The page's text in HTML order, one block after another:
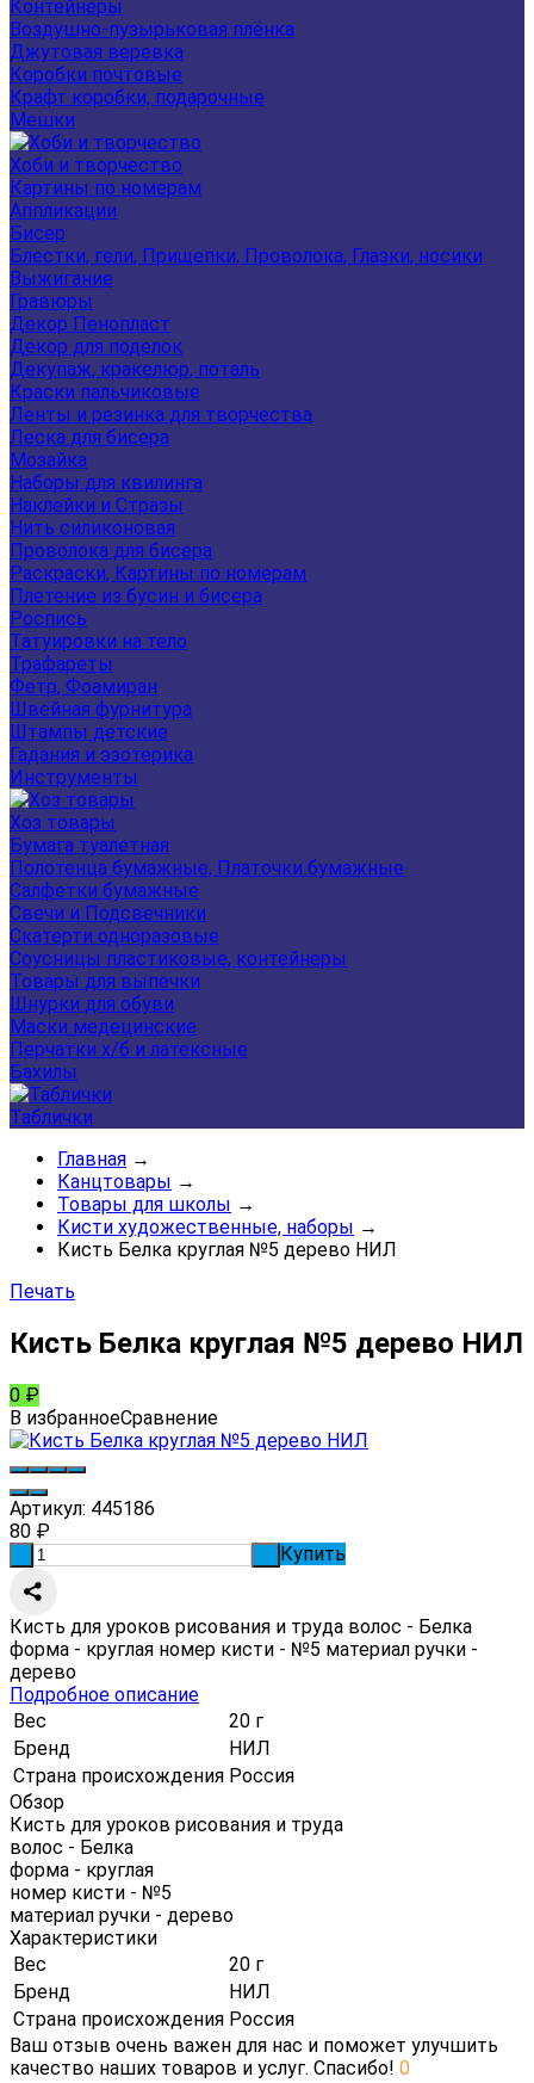
Контейнеры
Воздушно-пузырьковая плёнка
Джутовая веревка
Коробки почтовые
Крафт коробки, подарочные
Мешки
Хоби и творчество
Картины по номерам
Аппликации
Бисер
Блестки, гели, Прищепки, Проволока, Глазки, носики
Выжигание
Гравюры
Декор Пенопласт
Декор для поделок
Декупаж, кракелюр, поталь
Краски пальчиковые
Ленты и резинка для творчества
Леска для бисера
Мозайка
Наборы для квилинга
Наклейки и Стразы
Нить силиконовая
Проволока для бисера
Раскраски, Картины по номерам
Плетение из бусин и бисера
Роспись
Татуировки на тело
Трафареты
Фетр, Фоамиран
Швейная фурнитура
Штампы детские
Гадания и эзотерика
Инструменты
Хоз товары
Бумага туалетная
Полотенца бумажные, Платочки бумажные
Салфетки бумажные
Свечи и Подсвечники
Скатерти одноразовые
Соусницы пластиковые, контейнеры
Товары для выпечки
Шнурки для обуви
Маски медецинские
Перчатки х/б и латексные
Бахилы
Таблички
Главная →
Канцтовары →
Товары для школы →
Кисти художественные, наборы →
Кисть Белка круглая №5 дерево НИЛ
Печать
Кисть Белка круглая №5 дерево НИЛ
0 ₽
В избранноеСравнение
Артикул: 445186
80 ₽
Купить
Кисть для уроков рисования и труда волос - Белка
форма - круглая номер кисти - №5 материал ручки -
дерево
Подробное описание
Вес
20 г
Бренд
НИЛ
Страна происхождения Россия
Обзор
Кисть для уроков рисования и труда
волос - Белка
форма - круглая
номер кисти - №5
материал ручки - дерево
Характеристики
Вес
20 г
Бренд
НИЛ
Страна происхождения Россия
Ваш отзыв очень важен для нас и поможет улучшить
качество наших товаров и услуг. Спасибо! 0